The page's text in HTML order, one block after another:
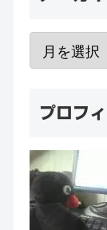
プロフ